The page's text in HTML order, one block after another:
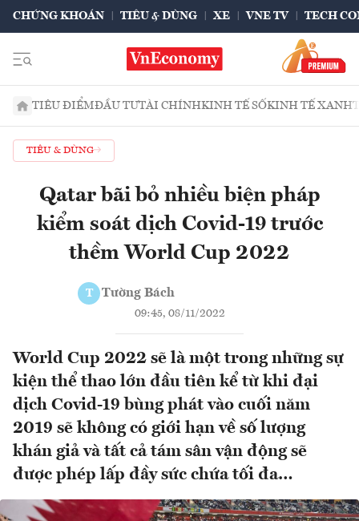
CHỨNG KHOÁN TIÊU & DÙNG XE VNE TV TECH
TIÊU ĐIỂMĐẦU TƯTÀI CHÍNHKINH TẾ SỐKINH TẾ XANH
TIÊU & DÙNG
Qatar bãi bỏ nhiều biện pháp
kiểm soát dịch Covid-19 trước
thềm World Cup 2022
T Tường Bách
09:45, 08/11/2022
World Cup 2022 sẽ là một trong những sự
kiện thể thao lớn đầu tiên kể từ khi đại
dịch Covid-19 bùng phát vào cuối năm
2019 sẽ không có giới hạn về số lượng
khán giả và tất cả tám sân vận động sẽ
được phép lấp đầy sức chứa tối đa…